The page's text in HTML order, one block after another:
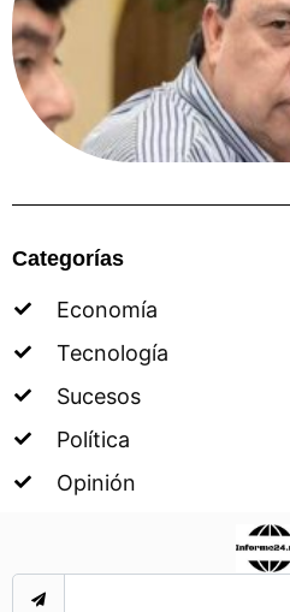
Categorías
Economía
Tecnología
Sucesos
Política
Opinión